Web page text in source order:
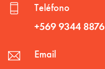
Teléfono
+569 9344 8876
Email